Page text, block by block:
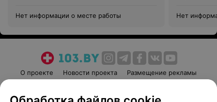
Нет информации о месте работы Нет
О проекте Новости проекта
Размещение рекламы
Пользовательское соглашение
Способы оплаты